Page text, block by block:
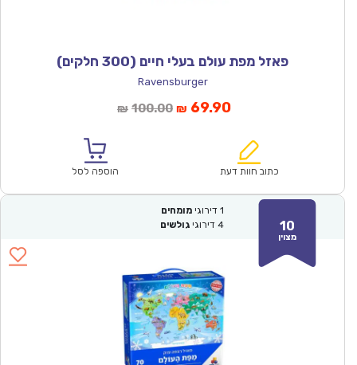
פאזל מפת עולם בעלי חיים (300 חלקים)
Ravensburger
₪ 100.00המחיר
₪100.00.
₪ 69.90המחיר
הוא:
כתוב חוות דעת הוספה לסל
10
מצוין
1 דירוגי מומחים
4 דירוגי גולשים